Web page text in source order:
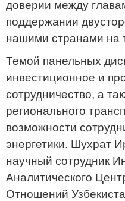
доверии между
поддержании
нашими странами на
Темой панельных
инвестиционное и
сотрудничество, а
регионального
возможности
энергетики. Шухрат
научный сотрудник
Аналитического
Отношений